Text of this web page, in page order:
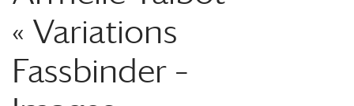
« Variations
Fassbinder –